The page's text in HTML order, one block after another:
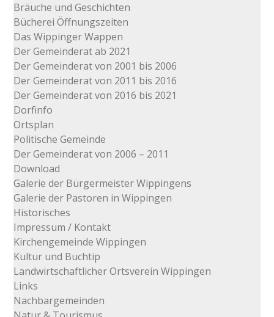
Bräuche und Geschichten
Bücherei Öffnungszeiten
Das Wippinger Wappen
Der Gemeinderat ab 2021
Der Gemeinderat von 2001 bis 2006
Der Gemeinderat von 2011 bis 2016
Der Gemeinderat von 2016 bis 2021
Dorfinfo
Ortsplan
Politische Gemeinde
Der Gemeinderat von 2006 – 2011
Download
Galerie der Bürgermeister Wippingens
Galerie der Pastoren in Wippingen
Historisches
Impressum / Kontakt
Kirchengemeinde Wippingen
Kultur und Buchtip
Landwirtschaftlicher Ortsverein Wippingen
Links
Nachbargemeinden